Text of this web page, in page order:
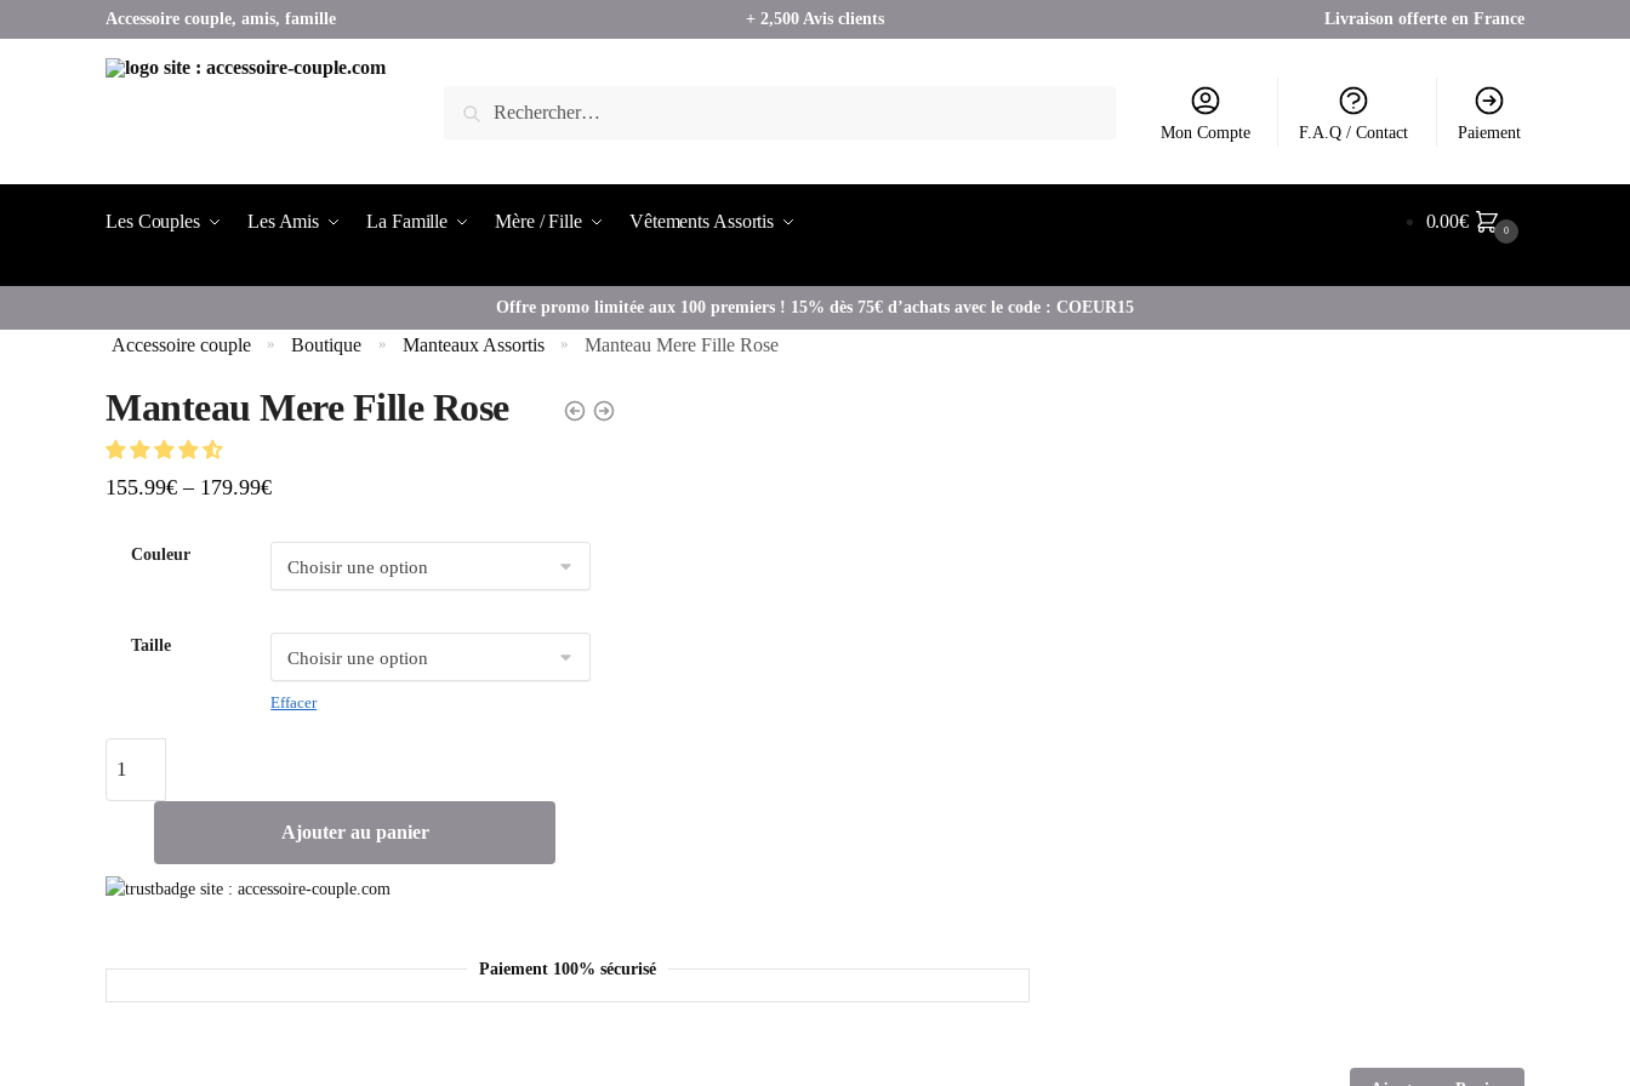
Accessoire couple, amis, famille + 2,500 Avis clients Livraison offerte en France
Mon Compte F.A.Q / Contact Paiement
Les Couples Les Amis La Famille Mère / Fille Vêtements Assortis 0.00€ 0
Offre promo limitée aux 100 premiers ! 15% dès 75€ d’achats avec le code : COEUR15
Accessoire couple » Boutique » Manteaux Assortis » Manteau Mere Fille Rose
Manteau Mere Fille Rose
155.99€ – 179.99€
Couleur
Taille
Effacer
Ajouter au panier
Paiement 100% sécurisé